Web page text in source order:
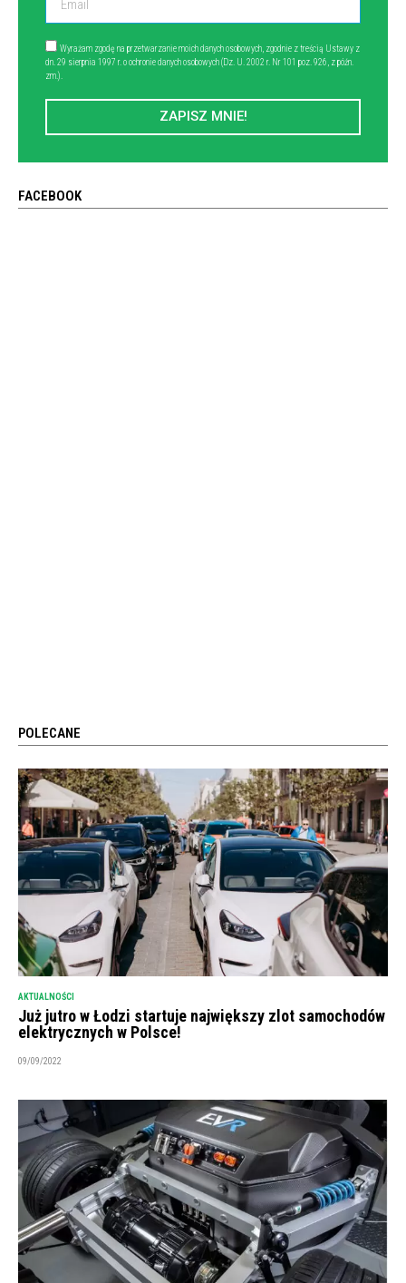
Wyrażam zgodę na przetwarzanie moich danych osobowych, zgodnie z treścią Ustawy z
dn. 29 sierpnia 1997 r. o ochronie danych osobowych (Dz. U. 2002 r. Nr 101 poz. 926, z późn.
zm.).
ZAPISZ MNIE!
FACEBOOK
POLECANE
AKTUALNOŚCI
Już jutro w Łodzi startuje największy zlot samochodów
elektrycznych w Polsce!
09/09/2022